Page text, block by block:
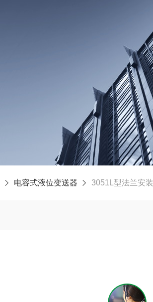
电容式液位变送器 3051L型法兰安